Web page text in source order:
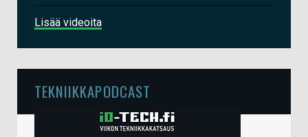
Lisää videoita
TEKNIIKKAPODCAST